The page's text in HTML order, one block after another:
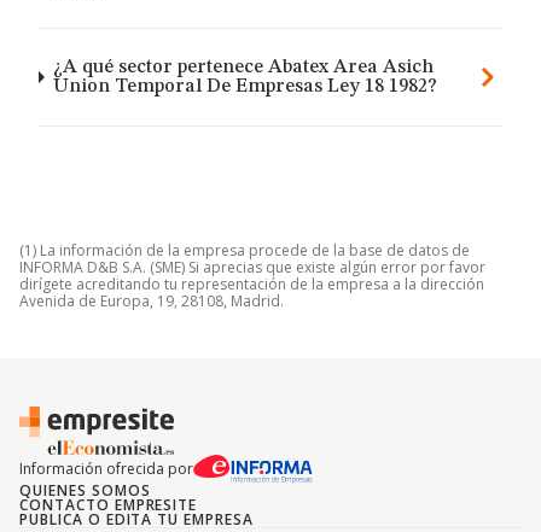
¿A qué sector pertenece Abatex Area Asich
Union Temporal De Empresas Ley 18 1982?
(1) La información de la empresa procede de la base de datos de
INFORMA D&B S.A. (SME) Si aprecias que existe algún error por favor
dirígete acreditando tu representación de la empresa a la dirección
Avenida de Europa, 19, 28108, Madrid.
Información ofrecida por
QUIENES SOMOS
CONTACTO EMPRESITE
PUBLICA O EDITA TU EMPRESA